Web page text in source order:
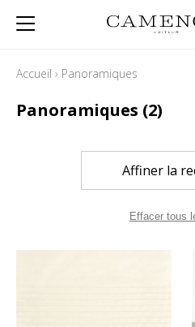
Accueil › Panoramiques
Panoramiques (2)
Affiner la
Effacer tous